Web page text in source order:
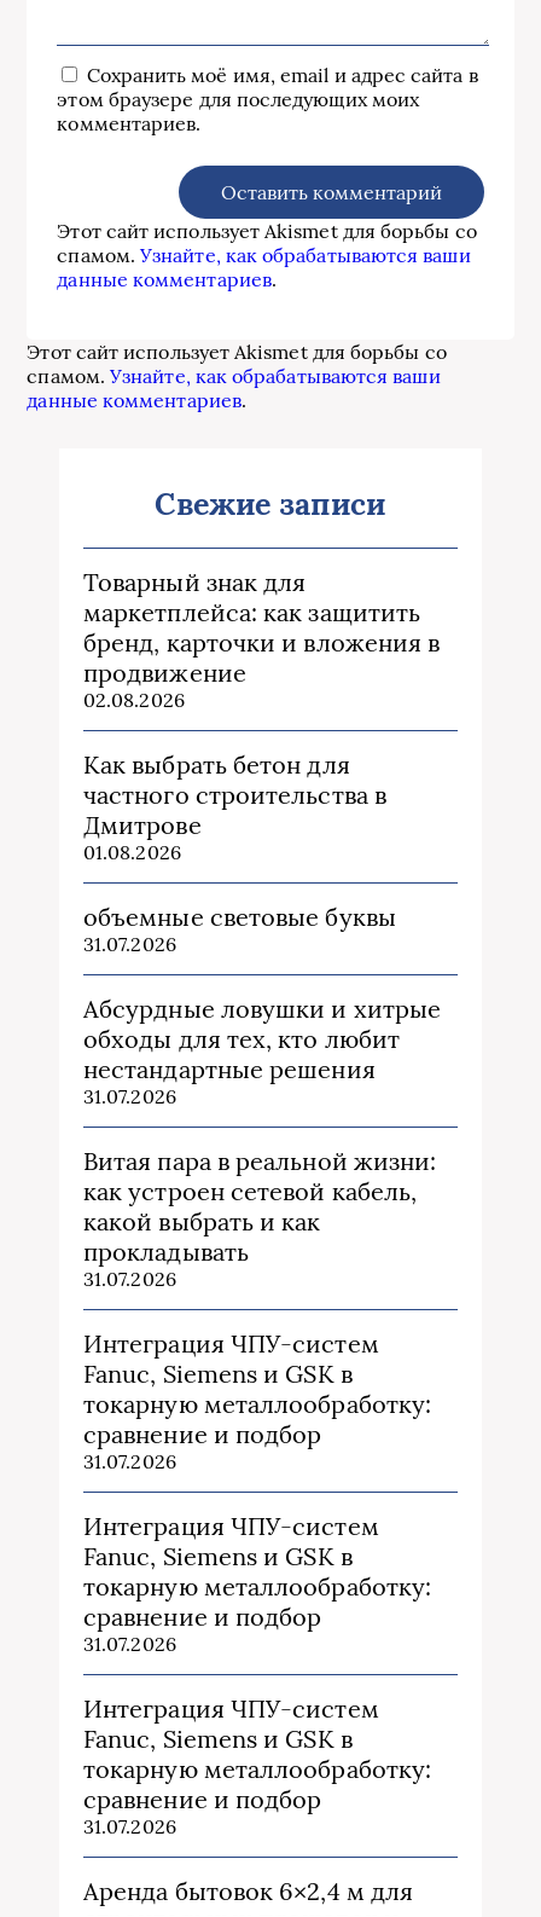
Сохранить моё имя, email и адрес сайта в
этом браузере для последующих моих
комментариев.
Этот сайт использует Akismet для борьбы со
спамом.Узнайте, как обрабатываются ваши
данные комментариев.
Этот сайт использует Akismet для борьбы со
спамом.Узнайте, как обрабатываются ваши
данные комментариев.
Свежие записи
Товарный знак для
маркетплейса: как защитить
бренд, карточки и вложения в
продвижение
02.08.2026
Как выбрать бетон для
частного строительства в
Дмитрове
01.08.2026
объемные световые буквы
31.07.2026
Абсурдные ловушки и хитрые
обходы для тех, кто любит
нестандартные решения
31.07.2026
Витая пара в реальной жизни:
как устроен сетевой кабель,
какой выбрать и как
прокладывать
31.07.2026
Интеграция ЧПУ-систем
Fanuc, Siemens и GSK в
токарную металлообработку:
сравнение и подбор
31.07.2026
Интеграция ЧПУ-систем
Fanuc, Siemens и GSK в
токарную металлообработку:
сравнение и подбор
31.07.2026
Интеграция ЧПУ-систем
Fanuc, Siemens и GSK в
токарную металлообработку:
сравнение и подбор
31.07.2026
Аренда бытовок 6×2,4 м для